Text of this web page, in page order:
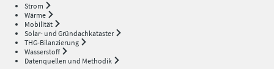
Strom
Wärme
Mobilität
Solar- und Gründachkataster
THG-Bilanzierung
Wasserstoff
Datenquellen und Methodik